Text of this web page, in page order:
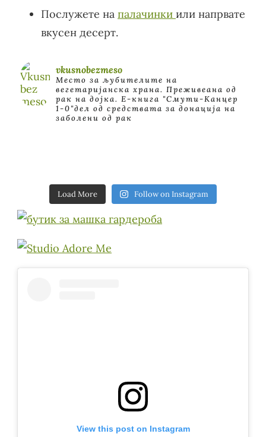
Послужете на палачинки или напрвате
вкусен десерт.
vkusnobezmeso
Место за љубителите на
вегетаријанска храна. Преживеана од
рак на дојка. E-книга "Смути-Канцер
1-0"дел од средствата за донација на
заболени од рак
Load More Follow on Instagram
View this post on Instagram